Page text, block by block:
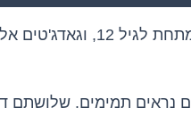
מוצרים שבאים במגע עם מזון,
נראים תמימים. שלושתם